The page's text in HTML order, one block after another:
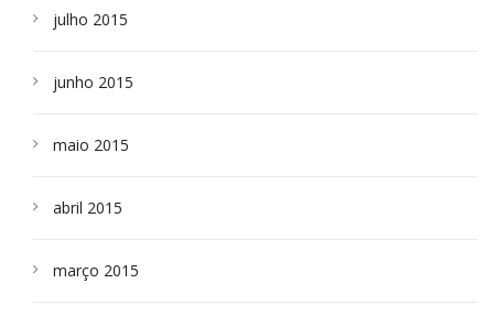
julho 2015
junho 2015
maio 2015
abril 2015
março 2015